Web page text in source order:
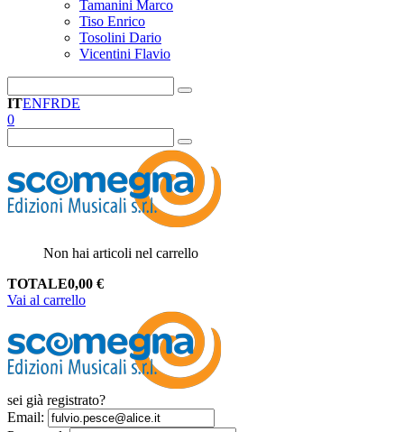
Tamanini Marco
Tiso Enrico
Tosolini Dario
Vicentini Flavio
ITENFRDE
0
Non hai articoli nel carrello
TOTALE0,00 €
Vai al carrello
sei già registrato?
Email: